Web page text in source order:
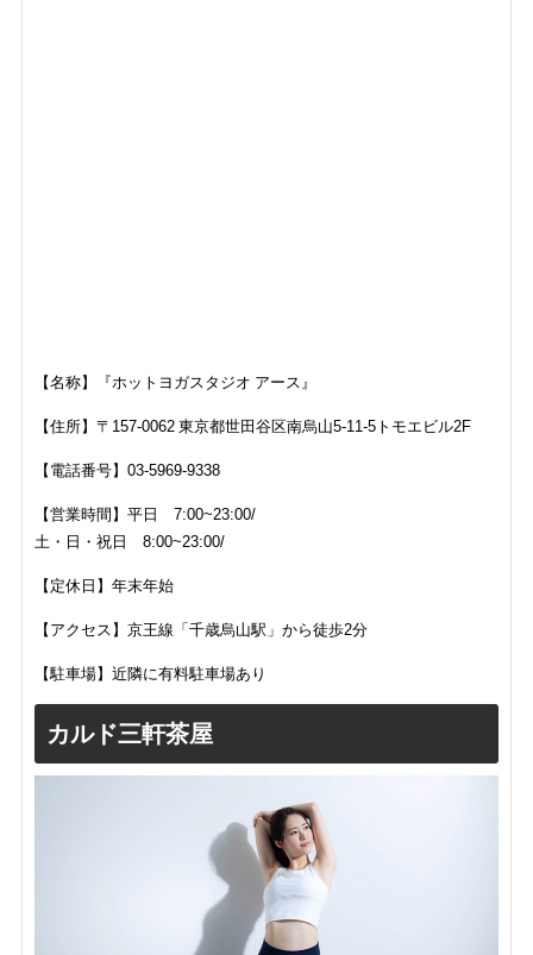
【名称】『ホットヨガスタジオ アース』
【住所】 〒157-0062 東京都世田谷区南烏山5-11-5トモエビル2F
【電話番号】 03-5969-9338
【営業時間】平日 7:00~23:00/
土・日・祝日 8:00~23:00/
【定休日】年末年始
【アクセス】京王線「千歳烏山駅」から徒歩2分
【駐車場】近隣に有料駐車場あり
カルド三軒茶屋